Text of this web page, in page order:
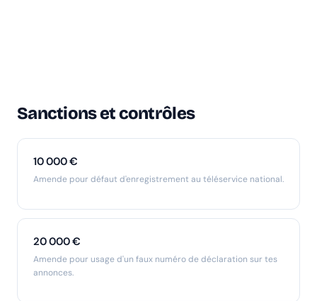
Sanctions et contrôles
10 000 €
Amende pour défaut d'enregistrement au téléservice national.
20 000 €
Amende pour usage d'un faux numéro de déclaration sur tes
annonces.